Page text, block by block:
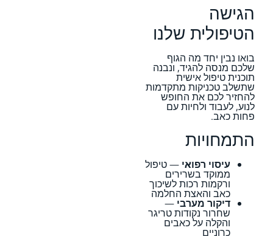
הגישה
הטיפולית שלנו
בואו נבין יחד מה הגוף
שלכם מנסה להגיד, ונבנה
תוכנית טיפול אישית
שתשלב טכניקות מתקדמות
להחזיר לכם את החופש
לנוע, לעבוד ולחיות עם
פחות כאב.
התמחויות
עיסוי רפואי — טיפול
ממוקד בשרירים
ורקמות רכות לשיכוך
כאב והאצת החלמה
דיקור מערבי —
שחרור נקודות טריגר
והקלה על כאבים
כרוניים